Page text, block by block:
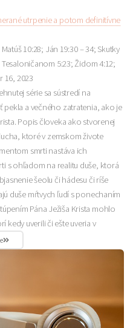
utrpenie a potom definitívne
10:28; Ján 19:30 – 34; Skutky
5:23; Židom 4:12;
16, 2023
série sa sústredí na
pekla a večného zatratenia, ako je
Popis človeka ako stvorenej
ktoré v zemskom živote
smrti nastáva ich
s ohľadom na realitu duše, ktorá
šeolu či hádesu či ríše
duše mŕtvych ľudí s ponechaním
Pána Ježiša Krista mohlo
kedy uverili či ešte uveria v